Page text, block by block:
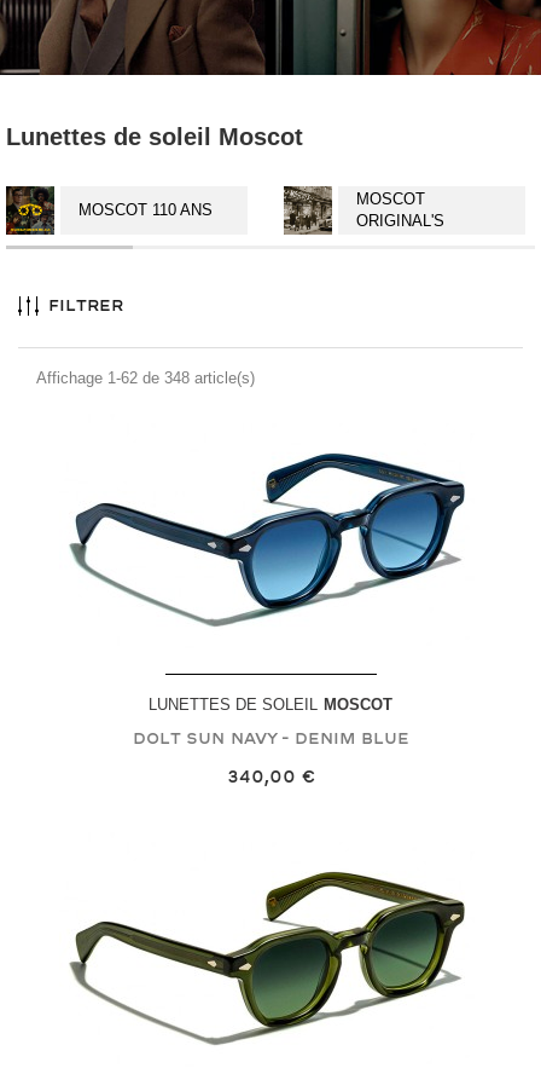
Lunettes de soleil Moscot
MOSCOT 110 ANS
MOSCOT
ORIGINAL'S
Filtrer
Affichage 1-62 de 348 article(s)
LUNETTES DE SOLEIL MOSCOT
DOLT SUN Navy - Denim Blue
340,00 €